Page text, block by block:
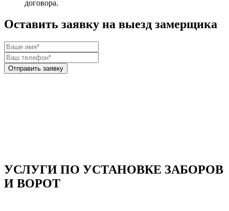
договора.
Оставить заявку на выезд замерщика
УСЛУГИ ПО УСТАНОВКЕ ЗАБОРОВ
И ВОРОТ